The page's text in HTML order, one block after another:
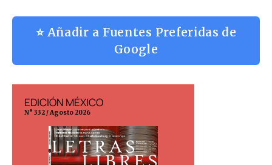
⭐ Añadir a Fuentes Preferidas de
Google
EDICIÓN MÉXICO
N° 332 / Agosto 2026